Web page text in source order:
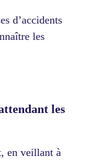
d’accidents
les
les
en veillant à